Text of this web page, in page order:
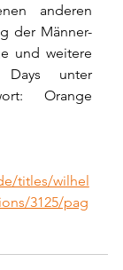
anderen
der Männer-
und weitere
Orange
titles/wilhel
3125/pag